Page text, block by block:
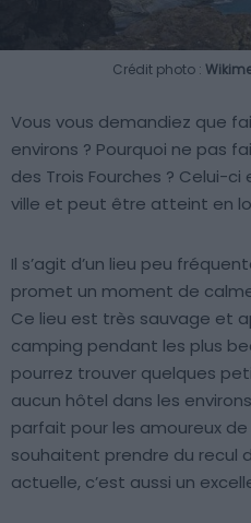
Crédit photo :
Vous vous demandiez que
environs ? Pourquoi ne pas
des Trois Fourches ? Celui-
ville et peut être atteint en
Il s’agit d’un lieu peu
promet un moment de
Ce lieu est très sauvage et
camping pendant les plus
pourrez trouver quelques
aucun hôtel dans les
parfait pour les amoureux
souhaitent prendre du recul
actuelle, c’est aussi un